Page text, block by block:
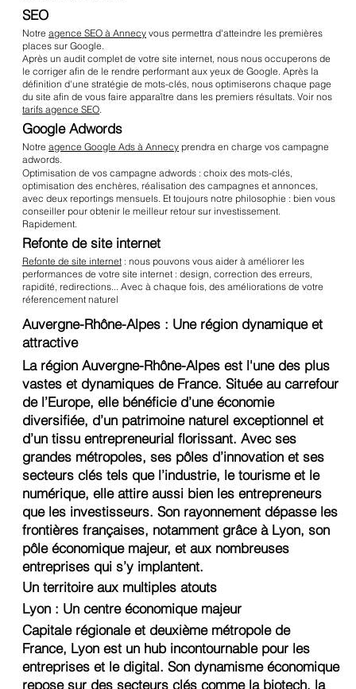
SEO
Notreagence SEO à Annecy vous permettra d'atteindre les premières
places sur Google.
Après un audit complet de votre site internet, nous nous occuperons de
le corriger afin de le rendre performant aux yeux de Google. Après la
définition d'une stratégie de mots-clés, nous optimiserons chaque page
du site afin de vous faire apparaître dans les premiers résultats. Voir nos
tarifs agence SEO.
Google Adwords
Notreagence Google Ads à Annecy prendra en charge vos campagne
adwords.
Optimisation de vos campagne adwords : choix des mots-clés,
optimisation des enchères, réalisation des campagnes et annonces,
avec deux reportings mensuels. Et toujours notre philosophie : bien vous
conseiller pour obtenir le meilleur retour sur investissement.
Rapidement.
Refonte de site internet
Refonte de site internet: nous pouvons vous aider à améliorer les
performances de votre site internet : design, correction des erreurs,
rapidité, redirections... Avec à chaque fois, des améliorations de votre
réferencement naturel
Auvergne-Rhône-Alpes : Une région dynamique et
attractive
La région Auvergne-Rhône-Alpes est l'une des plus
vastes et dynamiques de France. Située au carrefour
de l’Europe, elle bénéficie d’une économie
diversifiée, d’un patrimoine naturel exceptionnel et
d’un tissu entrepreneurial florissant. Avec ses
grandes métropoles, ses pôles d’innovation et ses
secteurs clés tels que l’industrie, le tourisme et le
numérique, elle attire aussi bien les entrepreneurs
que les investisseurs. Son rayonnement dépasse les
frontières françaises, notamment grâce à Lyon, son
pôle économique majeur, et aux nombreuses
entreprises qui s’y implantent.
Un territoire aux multiples atouts
Lyon : Un centre économique majeur
Capitale régionale et deuxième métropole de
France, Lyon est un hub incontournable pour les
entreprises et le digital. Son dynamisme économique
repose sur des secteurs clés comme la biotech, la